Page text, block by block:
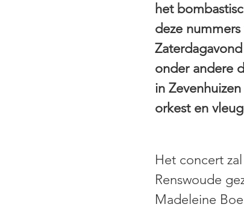
het
deze
onder andere
in
orkest en
Het concert
Renswoude
Madeleine